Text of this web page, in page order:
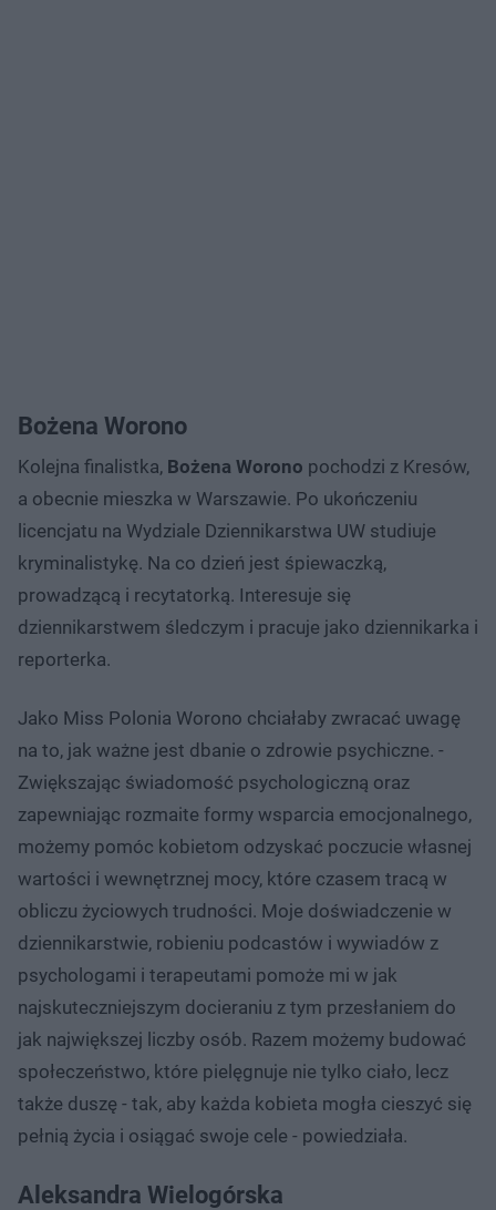
Bożena Worono
Kolejna finalistka, Bożena Worono pochodzi z Kresów,
a obecnie mieszka w Warszawie. Po ukończeniu
licencjatu na Wydziale Dziennikarstwa UW studiuje
kryminalistykę. Na co dzień jest śpiewaczką,
prowadzącą i recytatorką. Interesuje się
dziennikarstwem śledczym i pracuje jako dziennikarka i
reporterka.
Jako Miss Polonia Worono chciałaby zwracać uwagę
na to, jak ważne jest dbanie o zdrowie psychiczne. -
Zwiększając świadomość psychologiczną oraz
zapewniając rozmaite formy wsparcia emocjonalnego,
możemy pomóc kobietom odzyskać poczucie własnej
wartości i wewnętrznej mocy, które czasem tracą w
obliczu życiowych trudności. Moje doświadczenie w
dziennikarstwie, robieniu podcastów i wywiadów z
psychologami i terapeutami pomoże mi w jak
najskuteczniejszym docieraniu z tym przesłaniem do
jak największej liczby osób. Razem możemy budować
społeczeństwo, które pielęgnuje nie tylko ciało, lecz
także duszę - tak, aby każda kobieta mogła cieszyć się
pełnią życia i osiągać swoje cele - powiedziała.
Aleksandra Wielogórska